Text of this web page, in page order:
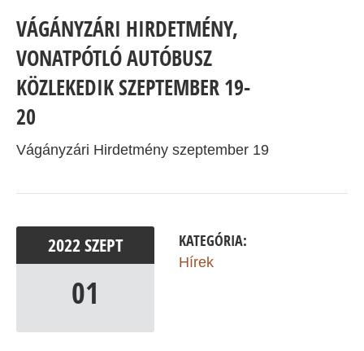
VÁGÁNYZÁRI HIRDETMÉNY,
VONATPÓTLÓ AUTÓBUSZ
KÖZLEKEDIK SZEPTEMBER 19-
20
Vágányzári Hirdetmény szeptember 19
2022SZEPT
01
KATEGÓRIA:
Hírek